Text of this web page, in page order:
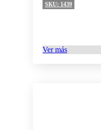
SKU: 1439
Ver más